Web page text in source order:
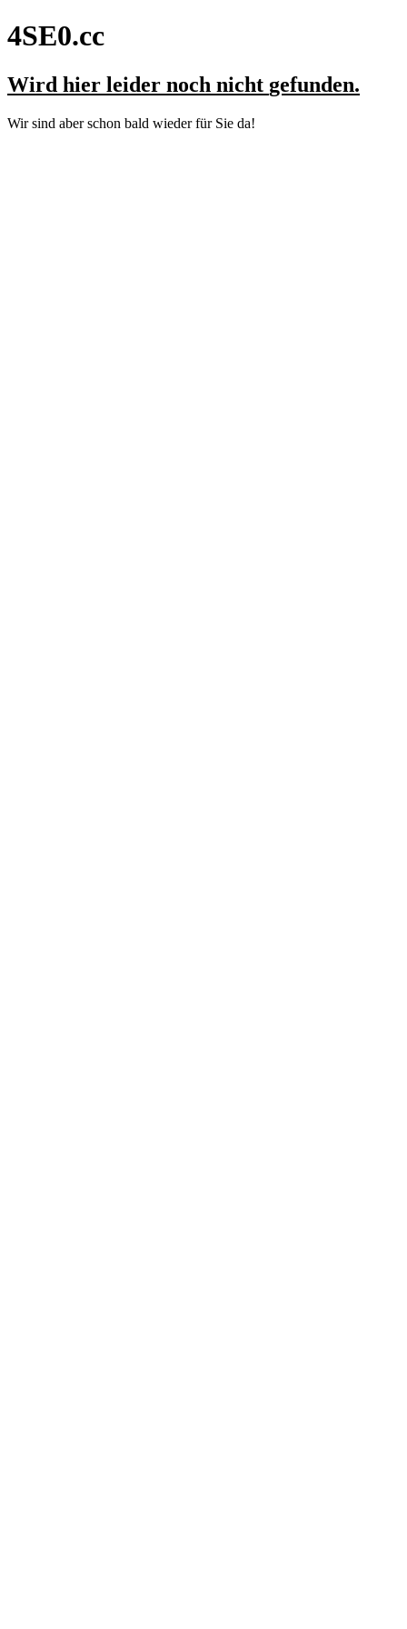
4SE0.cc
Wird hier leider noch nicht gefunden.
Wir sind aber schon bald wieder für Sie da!